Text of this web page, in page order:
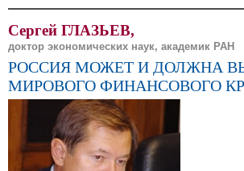
Сергей ГЛАЗЬЕВ,
доктор экономических наук, академик РАН
РОССИЯ МОЖЕТ И ДОЛЖНА
МИРОВОГО ФИНАНСОВОГО